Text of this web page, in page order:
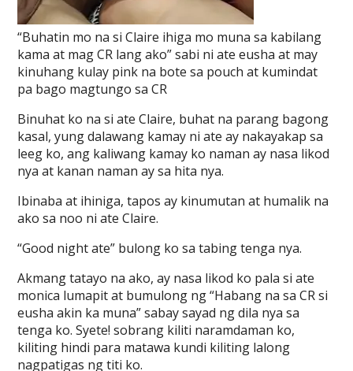
“Buhatin mo na si Claire ihiga mo muna sa kabilang
kama at mag CR lang ako” sabi ni ate eusha at may
kinuhang kulay pink na bote sa pouch at kumindat
pa bago magtungo sa CR
Binuhat ko na si ate Claire, buhat na parang bagong
kasal, yung dalawang kamay ni ate ay nakayakap sa
leeg ko, ang kaliwang kamay ko naman ay nasa likod
nya at kanan naman ay sa hita nya.
Ibinaba at ihiniga, tapos ay kinumutan at humalik na
ako sa noo ni ate Claire.
“Good night ate” bulong ko sa tabing tenga nya.
Akmang tatayo na ako, ay nasa likod ko pala si ate
monica lumapit at bumulong ng “Habang na sa CR si
eusha akin ka muna” sabay sayad ng dila nya sa
tenga ko. Syete! sobrang kiliti naramdaman ko,
kiliting hindi para matawa kundi kiliting lalong
nagpatigas ng titi ko.